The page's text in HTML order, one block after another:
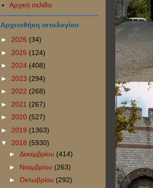
Αρχική σελίδα
Αρχειοθήκη ιστολογίου
► 2026 (34)
► 2025 (124)
► 2024 (408)
► 2023 (294)
► 2022 (268)
► 2021 (267)
► 2020 (527)
► 2019 (1363)
▼ 2018 (5930)
► Δεκεμβρίου (414)
► Νοεμβρίου (263)
► Οκτωβρίου (292)